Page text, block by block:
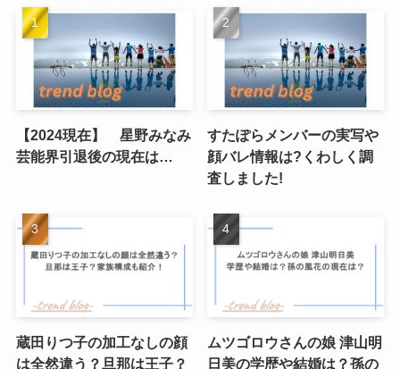
【2024現在】 星野みなみ
芸能界引退後の現在は…
すたぽらメンバーの実写や
顔バレ情報は?くわしく調
査しました!
蔵田りつ子の加工なしの顔
は全然違う？旦那は王子？
ムツゴロウさんの娘 津山明
日美の学歴や結婚は？孫の